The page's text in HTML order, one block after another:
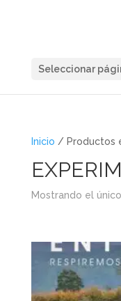
Seleccionar
Inicio / Productos
Mostrando el